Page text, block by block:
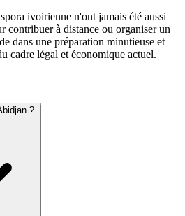
ivoirienne n'ont jamais été aussi
contribuer à distance ou organiser un
dans une préparation minutieuse et
cadre légal et économique actuel.
?